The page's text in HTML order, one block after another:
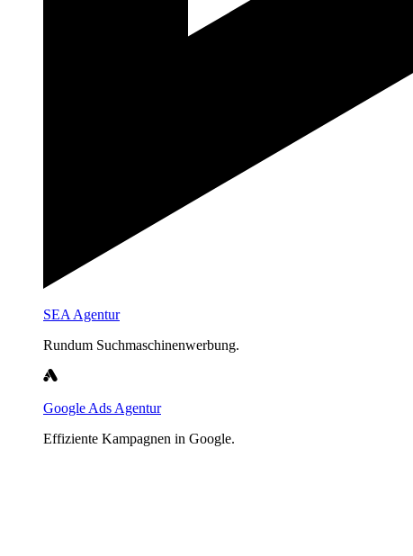
SEA Agentur
Rundum Suchmaschinenwerbung.
Google Ads Agentur
Effiziente Kampagnen in Google.